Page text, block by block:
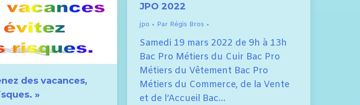
JPO 2022
jpo Par Régis Bros
Samedi 19 mars 2022 de 9h à 13h
Bac Pro Métiers du Cuir Bac Pro
Métiers du Vêtement Bac Pro
Métiers du Commerce, de la Vente
et de l’Accueil Bac…
des vacances,
»